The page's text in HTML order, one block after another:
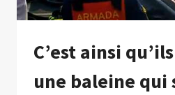
C’est ainsi
une baleine qui